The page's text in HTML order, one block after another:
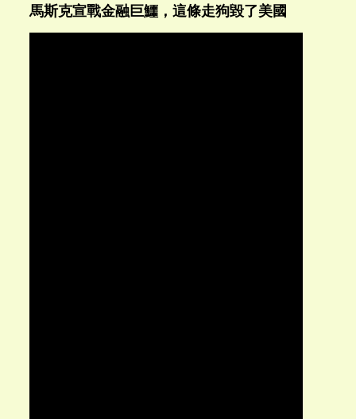
馬斯克宣戰金融巨鱷，這條走狗毀了美國